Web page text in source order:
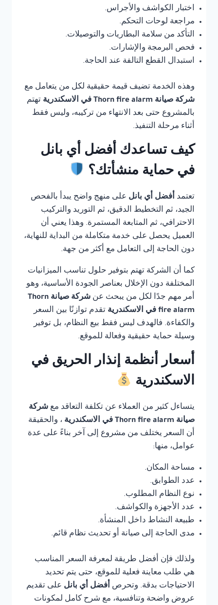
اختبار الكواشف والأجراس.
مراجعة لوحات التحكم.
التأكد من سلامة البطاريات والتوصيلات.
فحص البرمجة والإشارات.
استبدال القطع التالفة عند الحاجة.
وهذه الخدمة تضيف قيمة حقيقية لكل من يتعامل مع
شركة صيانة Thorn fire alarm في الاسكندرية
تهتم
بالمشروع حتى بعد الانتهاء من تركيبه، وليس فقط
أثناء مرحلة التنفيذ.
كيف تساعدك أفضل أي بانل
في حماية منشأتك؟
تعتمد أفضل أي بانل على منهج واضح يبدأ بالفحص
الجيد، ثم التخطيط الدقيق، ثم التوريد والتركيب
الاحترافي، ثم المتابعة المستمرة. وهذا يعني أن
العميل يحصل على خدمة متكاملة من البداية للنهاية،
دون الحاجة إلى التعامل مع أكثر من جهة.
كما أن الشركة تهتم بتوفير حلول تناسب الميزانيات
المختلفة دون الإخلال بعناصر الجودة الأساسية، وهو
أمر مهم جدًا لكل من يبحث عن
شركة صيانة Thorn
fire alarm في الاسكندرية
تقدم توازنًا بين السعر
والكفاءة. فالهدف ليس فقط بيع النظام، بل توفير
وسيلة حماية حقيقية وفعالة للموقع.
أسعار أنظمة إنذار الحريق في
الاسكندرية
يتساءل كثير من العملاء عن تكلفة التعاقد مع شركة
صيانة Thorn fire alarm في الاسكندرية
، والحقيقة
أن السعر يختلف من مشروع إلى آخر بناءً على عدة
عوامل، منها:
مساحة المكان.
عدد الطوابق.
نوع النظام المطلوب.
عدد الأجهزة والكواشف.
طبيعة النشاط داخل المنشأة.
مدى الحاجة إلى صيانة أو تحديث نظام قائم.
ولذلك فإن أفضل طريقة لمعرفة السعر المناسب
هي طلب معاينة فعلية للموقع، حتى يتم تحديد
الاحتياجات بدقة. وتحرص أفضل أي بانل على تقديم
عروض واضحة وتنافسية، مع شرح كامل لمكونات